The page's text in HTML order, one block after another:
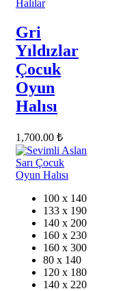
Halılar
Gri
Yıldızlar
Çocuk
Oyun
Halısı
1,700.00 ₺
100 x 140
133 x 190
140 x 200
160 x 230
160 x 300
80 x 140
120 x 180
140 x 220